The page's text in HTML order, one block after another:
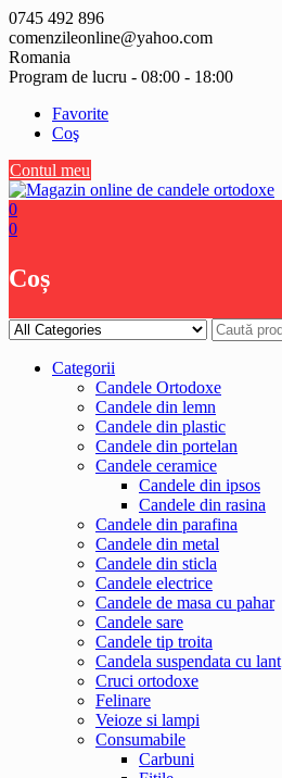
Skip
to
content
0745 492 896
comenzileonline@yahoo.com
Romania
Program de lucru - 08:00 - 18:00
Favorite
Coş
Contul meu
0
0
Coș
Categorii
Candele Ortodoxe
Candele din lemn
Candele din plastic
Candele din portelan
Candele ceramice
Candele din ipsos
Candele din rasina
Candele din parafina
Candele din metal
Candele din sticla
Candele electrice
Candele de masa cu pahar
Candele sare
Candele tip troita
Candela suspendata cu lant
Cruci ortodoxe
Felinare
Veioze si lampi
Consumabile
Carbuni